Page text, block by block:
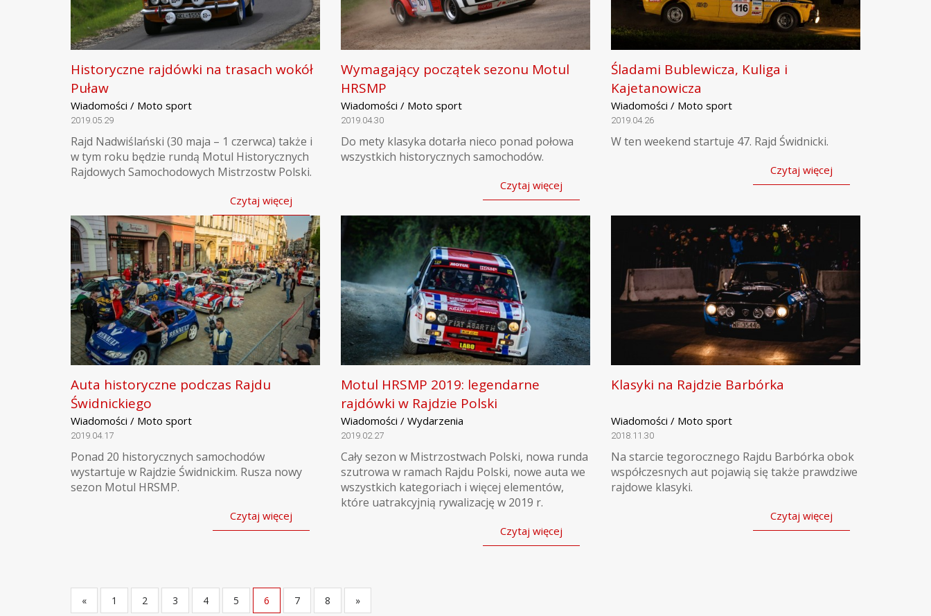
Historyczne rajdówki na trasach wokół
Puław
Wiadomości / Moto sport
2019.05.29
Rajd Nadwiślański (30 maja – 1 czerwca) także i
w tym roku będzie rundą Motul Historycznych
Rajdowych Samochodowych Mistrzostw Polski.
Czytaj więcej
Wymagający początek sezonu Motul
HRSMP
Wiadomości / Moto sport
2019.04.30
Do mety klasyka dotarła nieco ponad połowa
wszystkich historycznych samochodów.
Czytaj więcej
Śladami Bublewicza, Kuliga i
Kajetanowicza
Wiadomości / Moto sport
2019.04.26
W ten weekend startuje 47. Rajd Świdnicki.
Czytaj więcej
Auta historyczne podczas Rajdu
Świdnickiego
Wiadomości / Moto sport
2019.04.17
Ponad 20 historycznych samochodów
wystartuje w Rajdzie Świdnickim. Rusza nowy
sezon Motul HRSMP.
Czytaj więcej
Motul HRSMP 2019: legendarne
rajdówki w Rajdzie Polski
Wiadomości / Wydarzenia
2019.02.27
Cały sezon w Mistrzostwach Polski, nowa runda
szutrowa w ramach Rajdu Polski, nowe auta we
wszystkich kategoriach i więcej elementów,
które uatrakcyjnią rywalizację w 2019 r.
Czytaj więcej
Klasyki na Rajdzie Barbórka
Wiadomości / Moto sport
2018.11.30
Na starcie tegorocznego Rajdu Barbórka obok
współczesnych aut pojawią się także prawdziwe
rajdowe klasyki.
Czytaj więcej
« 1 2 3 4 5 6 7 8 »